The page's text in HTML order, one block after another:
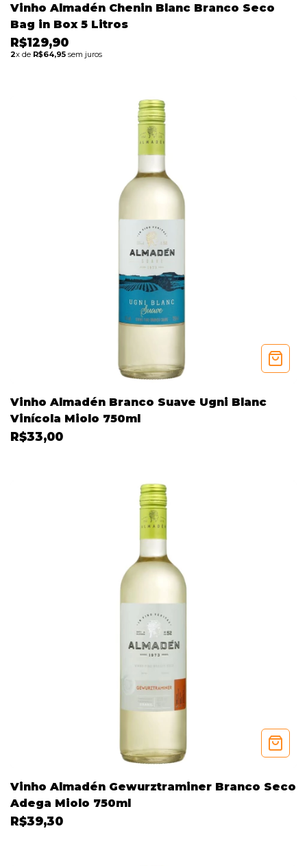
Vinho Almadén Chenin Blanc Branco Seco
Bag in Box 5 Litros
R$129,90
2x de R$64,95 sem juros
Vinho Almadén Branco Suave Ugni Blanc
Vinícola Miolo 750ml
R$33,00
Vinho Almadén Gewurztraminer Branco Seco
Adega Miolo 750ml
R$39,30